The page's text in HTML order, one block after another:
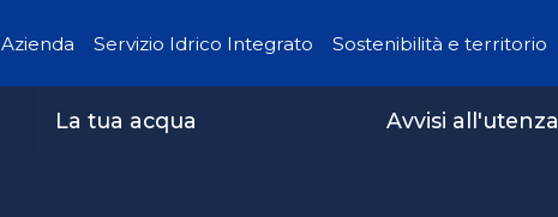
Azienda Servizio Idrico Integrato Sostenibilità e territorio
La tua acqua Avvisi all'utenza